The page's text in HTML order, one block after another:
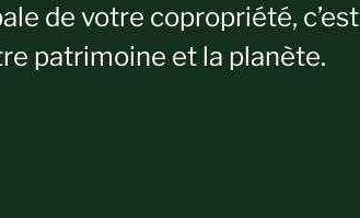
de votre copropriété, c’est
patrimoine et la planète.